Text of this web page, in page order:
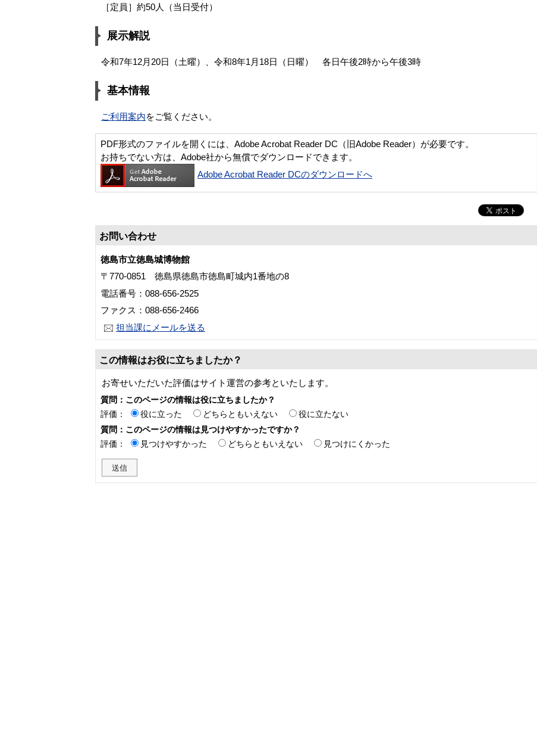
［定員］約50人（当日受付）
展示解説
令和7年12月20日（土曜）、令和8年1月18日（日曜） 各日午後2時から午後3時
基本情報
ご利用案内をご覧ください。
PDF形式のファイルを開くには、Adobe Acrobat Reader DC（旧Adobe Reader）が必要です。
お持ちでない方は、Adobe社から無償でダウンロードできます。
Adobe Acrobat Reader DCのダウンロードへ
お問い合わせ
徳島市立徳島城博物館
〒770-0851 徳島県徳島市徳島町城内1番地の8
電話番号：088-656-2525
ファクス：088-656-2466
担当課にメールを送る
この情報はお役に立ちましたか？
お寄せいただいた評価はサイト運営の参考といたします。
質問：このページの情報は役に立ちましたか？
評価：
役に立った どちらともいえない
役に立たない
質問：このページの情報は見つけやすかったですか？
評価：
見つけやすかった どちらともいえない 見つけにくかった